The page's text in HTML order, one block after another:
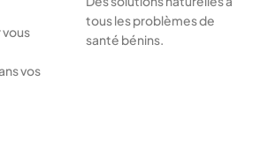
vous
vos
tous les problèmes de
santé bénins.